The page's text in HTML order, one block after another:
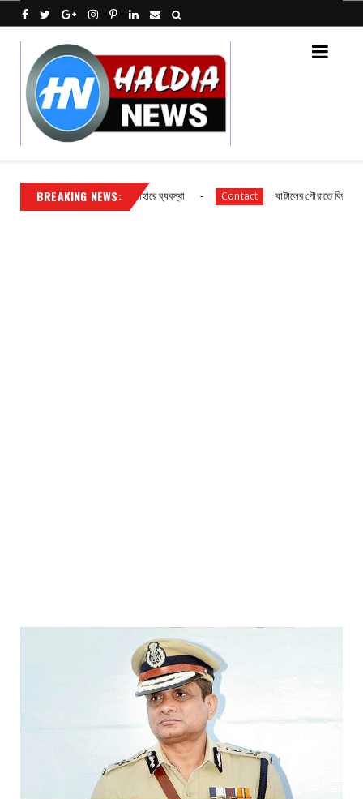
BREAKING NEWS:
বিদ্যালয় ছাত্র ছাত্রীদের আহারে ব্যবস্থা Contact ঘাটালের গৌরাতে বিদ্যুৎ